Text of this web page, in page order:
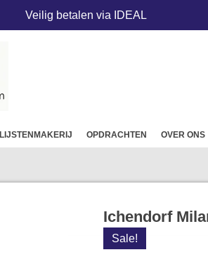
Veilig betalen via IDEAL
LIJSTENMAKERIJ OPDRACHTEN OVER ONS
Ichendorf
Sale!